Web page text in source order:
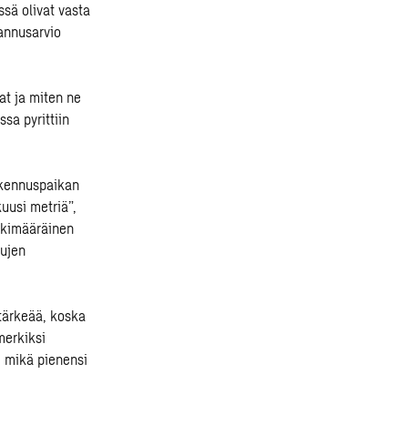
olivat vasta
ja miten ne
pyrittiin
metriä”,
koska
pienensi